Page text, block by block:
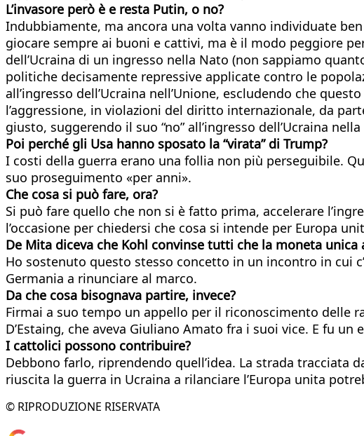
L’invasore però è e resta Putin, o no?
Indubbiamente, ma ancora una volta vanno individuate
giocare sempre ai buoni e cattivi, ma è il modo peggiore
dell’Ucraina di un ingresso nella Nato (non sappiamo
politiche decisamente repressive applicate contro le
all’ingresso dell’Ucraina nell’Unione, escludendo che
l’aggressione, in violazioni del diritto internazionale, da
giusto, suggerendo il suo “no” all’ingresso dell’Ucraina
Poi perché gli Usa hanno sposato la “virata” di Trump?
I costi della guerra erano una follia non più perseguibile.
suo proseguimento «per anni».
Che cosa si può fare, ora?
Si può fare quello che non si è fatto prima, accelerare
l’occasione per chiedersi che cosa si intende per Europa
De Mita diceva che Kohl convinse tutti che la moneta
Ho sostenuto questo stesso concetto in un incontro in cui
Germania a rinunciare al marco.
Da che cosa bisognava partire, invece?
Firmai a suo tempo un appello per il riconoscimento delle
D’Estaing, che aveva Giuliano Amato fra i suoi vice. E fu un
I cattolici possono contribuire?
Debbono farlo, riprendendo quell’idea. La strada tracciata
riuscita la guerra in Ucraina a rilanciare l’Europa unita
© RIPRODUZIONE RISERVATA